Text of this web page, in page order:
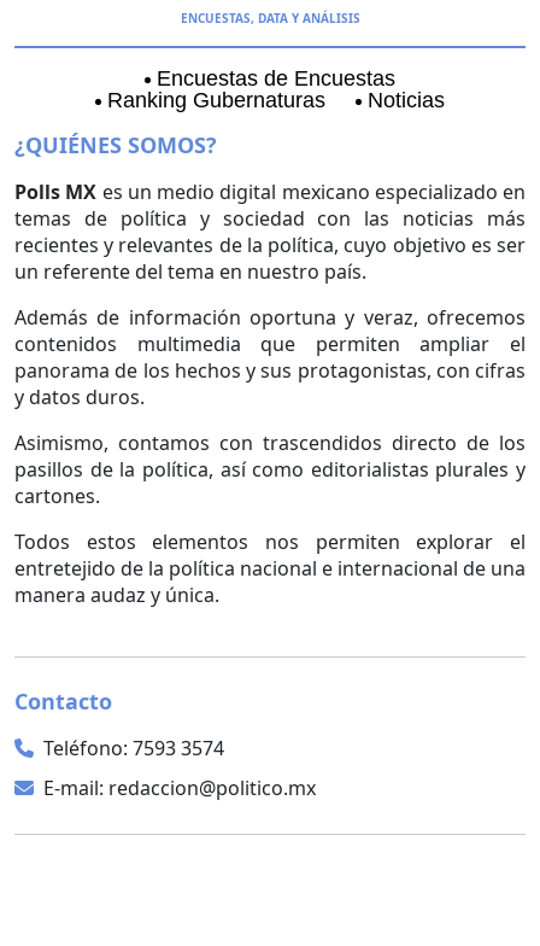
ENCUESTAS, DATA Y ANÁLISIS
Encuestas de Encuestas
Ranking Gubernaturas
Noticias
Aguascalientes
¿QUIÉNES SOMOS?
Polls MX es un medio digital mexicano especializado en
temas de política y sociedad con las noticias más
recientes y relevantes de la política, cuyo objetivo es ser
un referente del tema en nuestro país.
Además de información oportuna y veraz, ofrecemos
contenidos multimedia que permiten ampliar el
panorama de los hechos y sus protagonistas, con cifras
y datos duros.
Asimismo, contamos con trascendidos directo de los
pasillos de la política, así como editorialistas plurales y
cartones.
Todos estos elementos nos permiten explorar el
entretejido de la política nacional e internacional de una
manera audaz y única.
Contacto
Teléfono: 7593 3574
E-mail: redaccion@politico.mx